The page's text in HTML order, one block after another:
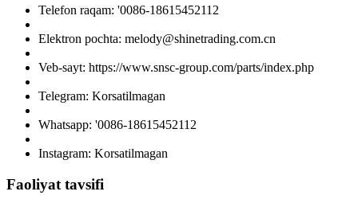
Telefon raqam: '0086-18615452112
Elektron pochta: melody@shinetrading.com.cn
Veb-sayt: https://www.snsc-group.com/parts/index.php
Telegram: Korsatilmagan
Whatsapp: '0086-18615452112
Instagram: Korsatilmagan
Faoliyat tavsifi